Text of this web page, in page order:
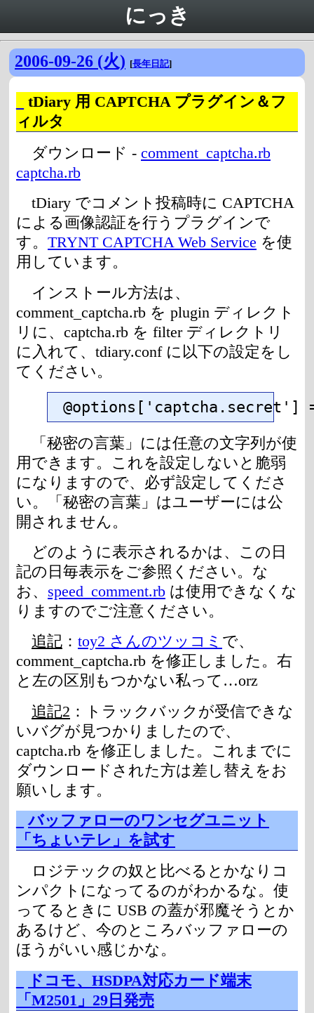
にっき
2006-09-26 (火) [長年日記]
tDiary 用 CAPTCHA プラグイン＆フ
ィルタ
ダウンロード - comment_captcha.rb
captcha.rb
tDiary でコメント投稿時に CAPTCHA
による画像認証を行うプラグインで
す。 TRYNT CAPTCHA Web Service を使
用しています。
インストール方法は、
comment_captcha.rb を plugin ディレクト
リに、captcha.rb を filter ディレクトリ
に入れて、tdiary.conf に以下の設定をし
てください。
@options['captcha.secret']
「秘密の言葉」には任意の文字列が使
用できます。これを設定しないと脆弱
になりますので、必ず設定してくださ
い。「秘密の言葉」はユーザーには公
開されません。
どのように表示されるかは、この日
記の日毎表示をご参照ください。な
お、 speed_comment.rb は使用できなくな
りますのでご注意ください。
追記 ： toy2 さんのツッコミ で、
comment_captcha.rb を修正しました。右
と左の区別もつかない私って…orz
追記2 ：トラックバックが受信できな
いバグが見つかりましたので、
captcha.rb を修正しました。これまでに
ダウンロードされた方は差し替えをお
願いします。
バッファローのワンセグユニット
「ちょいテレ」を試す
ロジテックの奴と比べるとかなりコ
ンパクトになってるのがわかるな。使
ってるときに USB の蓋が邪魔そうとか
あるけど、今のところバッファローの
ほうがいい感じかな。
ドコモ、HSDPA対応カード端末
「M2501」29日発売